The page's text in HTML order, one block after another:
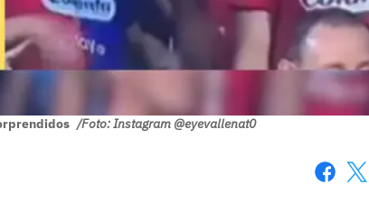
/Foto: Instagram @eyevallenat0